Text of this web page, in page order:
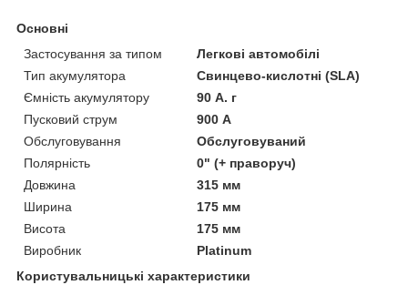
Основні
Застосування за типом
Легкові автомобілі
Тип акумулятора
Свинцево-кислотні (SLA)
Ємність акумулятору
90 А. г
Пусковий струм
900 А
Обслуговування
Обслуговуваний
Полярність
0" (+ праворуч)
Довжина
315 мм
Ширина
175 мм
Висота
175 мм
Виробник
Platinum
Користувальницькі характеристики